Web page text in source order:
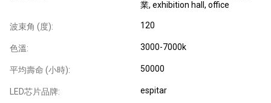
業, exhibition hall, office
波束角 (度): 120
色溫: 3000-7000k
平均壽命 (小時): 50000
LED芯片品牌: espitar